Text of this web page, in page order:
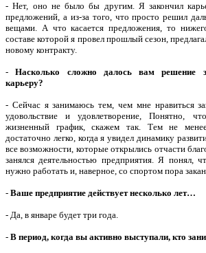
- Нет, оно не было бы другим. Я закончил
предложений, а из-за того, что просто решил
вещами. А что касается предложения, то
составе которой я провел прошлый сезон,
новому контракту.
-Насколько сложно далось вам решение
карьеру?
- Сейчас я занимаюсь тем, чем мне нравиться
удовольствие и удовлетворение, Понятно,
жизненный график, скажем так. Тем не
достаточно легко, когда я увидел динамику
все возможности, которые открылись отчасти
занялся деятельностью предприятия. Я понял,
нужно работать и, наверное, со спортом пора
- Ваше предприятие действует несколько лет…
- Да, в январе будет три года.
- В период, когда вы активно выступали, кто